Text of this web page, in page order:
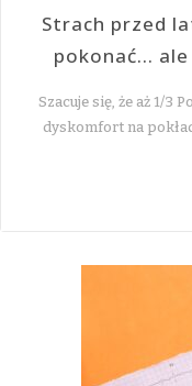
Strach przed
pokonać…
Szacuje się, że aż 1/3
dyskomfort na